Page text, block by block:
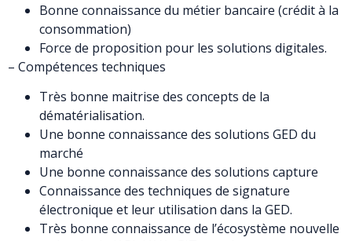
Bonne connaissance du métier bancaire (crédit à la
consommation)
Force de proposition pour les solutions digitales.
– Compétences techniques
Très bonne maitrise des concepts de la
dématérialisation.
Une bonne connaissance des solutions GED du
marché
Une bonne connaissance des solutions capture
Connaissance des techniques de signature
électronique et leur utilisation dans la GED.
Très bonne connaissance de l’écosystème nouvelle